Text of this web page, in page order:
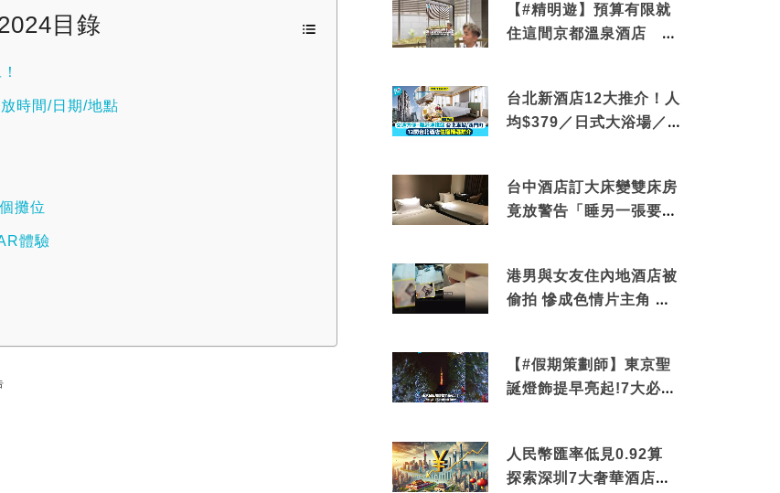
目錄
時間/日期/地點
攤位
體驗
【#精明遊】預算有限就
住這間京都溫泉酒店 車
台北新酒店12大推介！人
均$379／日式大浴場／1
台中酒店訂大床變雙床房
竟放警告「睡另一張要加
港男與女友住內地酒店被
偷拍 慘成色情片主角 鏡
【#假期策劃師】東京聖
誕燈飾提早亮起!7大必去
人民幣匯率低見0.92算
探索深圳7大奢華酒店體